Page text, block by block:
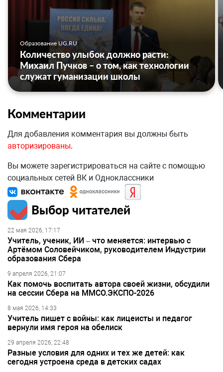
Образование UG.RU
Количество улыбок должно расти:
Михаил Пучков – о том, как технологии
служат гуманизации школы
Комментарии
Для добавления комментария вы должны быть
авторизированы.
Вы можете зарегистрироваться на сайте с помощью
социальных сетей ВК и Одноклассники
Выбор читателей
22 мая 2026, 17:17
Учитель, ученик, ИИ – что меняется: интервью с
Артёмом Соловейчиком, руководителем Индустрии
образования Сбера
9 апреля 2026, 21:07
Как помочь воспитать автора своей жизни, обсудили
на сессии Сбера на ММСО.ЭКСПО-2026
8 мая 2026, 14:33
Учитель пишет с войны: как лицеисты и педагог
вернули имя героя на обелиск
29 апреля 2026, 22:48
Разные условия для одних и тех же детей: как
сегодня устроена среда в детских садах